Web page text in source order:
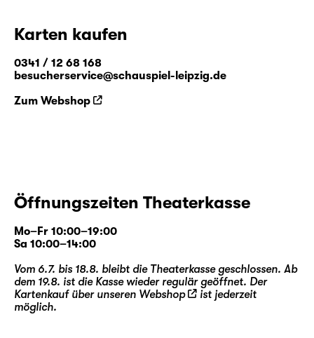
Karten kaufen
0341 / 12 68 168
besucherservice@schauspiel-leipzig.de
Zum Webshop
Öffnungszeiten Theaterkasse
Mo–Fr 10:00–19:00
Sa 10:00–14:00
Vom 6.7. bis 18.8. bleibt die Theaterkasse geschlossen. Ab
dem 19.8. ist die Kasse wieder regulär geöffnet. Der
Kartenkauf über unseren Webshop
ist jederzeit
möglich.